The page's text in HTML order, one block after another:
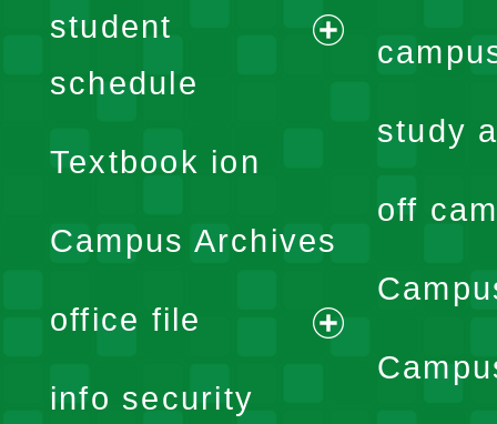
student
schedule
expand
menu
Textbook ion
Campus Archives
office file
expand
info security
study
off